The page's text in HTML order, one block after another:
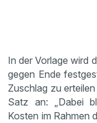
In der Vorlage wird
gegen Ende
Zuschlag zu
Satz an: „Dabei
Kosten im Rahmen